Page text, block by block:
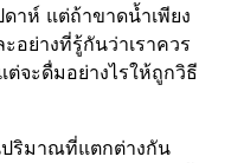
าห์ แต่ถ้าขาดน้ำเพียง
อย่างที่รู้กันว่าเราควร
จะดื่มอย่างไรให้ถูกวิธี
ปริมาณที่แตกต่างกัน